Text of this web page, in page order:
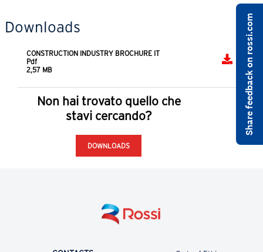
Downloads
CONSTRUCTION INDUSTRY BROCHURE IT
Pdf
2,57 MB
Non hai trovato quello che
stavi cercando?
DOWNLOADS
Share feedback on rossi.com